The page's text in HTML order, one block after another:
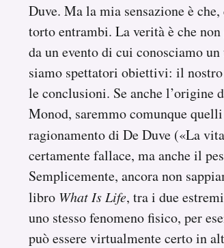
Duve. Ma la mia sensazione è
torto entrambi. La verità è che
da un evento di cui conosciamo
siamo spettatori obiettivi: il
le conclusioni. Se anche l’origine
Monod, saremmo comunque
ragionamento di De Duve («La vita
certamente fallace, ma anche il
Semplicemente, ancora non
libro What Is Life, tra i due
uno stesso fenomeno fisico, per
può essere virtualmente certo in